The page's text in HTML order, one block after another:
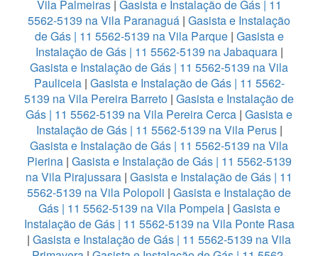
Vila Palmeiras| Gasista e Instalação de Gás | 11
5562-5139 na Vila Paranaguá | Gasista e Instalação
de Gás | 11 5562-5139 na Vila Parque| Gasista e
Instalação de Gás | 11 5562-5139 na Jabaquara|
Gasista e Instalação de Gás | 11 5562-5139 na Vila
Pauliceia| Gasista e Instalação de Gás | 11 5562-
5139 na Vila Pereira Barreto | Gasista e Instalação de
Gás | 11 5562-5139 na Vila Pereira Cerca | Gasista e
Instalação de Gás | 11 5562-5139 na Vila Perus|
Gasista e Instalação de Gás | 11 5562-5139 na Vila
Pierina| Gasista e Instalação de Gás | 11 5562-5139
na Vila Pirajussara | Gasista e Instalação de Gás | 11
5562-5139 na Vila Polopoli | Gasista e Instalação de
Gás | 11 5562-5139 na Vila Pompeia| Gasista e
Instalação de Gás | 11 5562-5139 na Vila Ponte Rasa
| Gasista e Instalação de Gás | 11 5562-5139 na Vila